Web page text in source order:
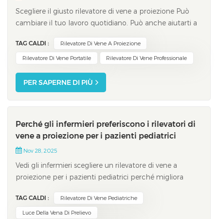
Scegliere il giusto rilevatore di vene a proiezione Può
cambiare il tuo lavoro quotidiano. Può anche aiutarti a
vicino infrarosso consente di visualizzare immagini delle
vene in tempo reale sulla pelle. Questo aiuta a
TAG CALDI : Rilevatore Di Vene A Proiezione
Rilevatore Di Vene Portatile Rilevatore Di Vene Professionale
PER SAPERNE DI PIÙ
Perché gli infermieri preferiscono i rilevatori di
vene a proiezione per i pazienti pediatrici
Nov 28, 2025
Vedi gli infermieri scegliere un rilevatore di vene a
proiezione per i pazienti pediatrici perché migliora
tassi di successo della venipuntura. I bambini spesso
provano ansia durante i prelievi di sangue, e ridurre i
TAG CALDI : Rilevatore Di Vene Pediatriche
Luce Della Vena Di Prelievo